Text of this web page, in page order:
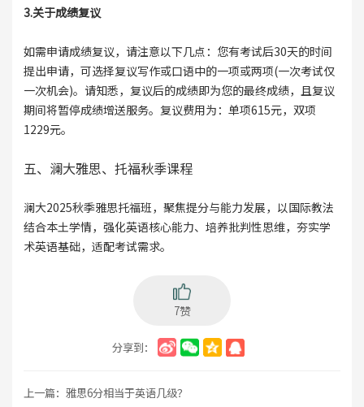
3.关于成绩复议
如需申请成绩复议，请注意以下几点：您有考试后30天的时间
提出申请，可选择复议写作或口语中的一项或两项(一次考试仅
一次机会)。请知悉，复议后的成绩即为您的最终成绩，且复议
期间将暂停成绩增送服务。复议费用为：单项615元，双项
1229元。
五、澜大雅思、托福秋季课程
澜大2025秋季雅思托福班，聚焦提分与能力发展，以国际教法
结合本土学情，强化英语核心能力、培养批判性思维，夯实学
术英语基础，适配考试需求。
7赞
分享到：
上一篇： 雅思6分相当于英语几级？